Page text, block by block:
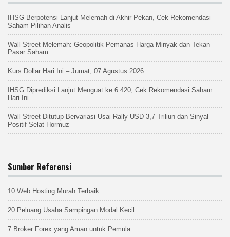
IHSG Berpotensi Lanjut Melemah di Akhir Pekan, Cek Rekomendasi
Saham Pilihan Analis
Wall Street Melemah: Geopolitik Pemanas Harga Minyak dan Tekan
Pasar Saham
Kurs Dollar Hari Ini – Jumat, 07 Agustus 2026
IHSG Diprediksi Lanjut Menguat ke 6.420, Cek Rekomendasi Saham
Hari Ini
Wall Street Ditutup Bervariasi Usai Rally USD 3,7 Triliun dan Sinyal
Positif Selat Hormuz
Sumber Referensi
10 Web Hosting Murah Terbaik
20 Peluang Usaha Sampingan Modal Kecil
7 Broker Forex yang Aman untuk Pemula